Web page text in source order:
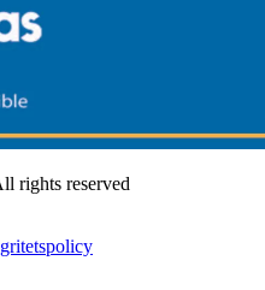
rights reserved